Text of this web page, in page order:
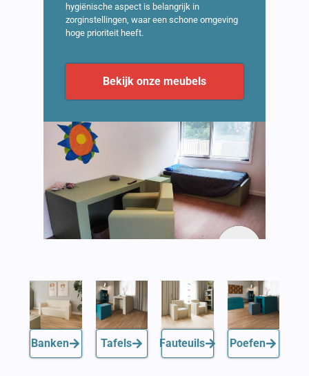
hygiënische aspect is belangrijk in
zorginstellingen, waar een schone omgeving
hoge prioriteit heeft.
Bekijk onze meubels
Banken Tafels Fauteuils Poefen